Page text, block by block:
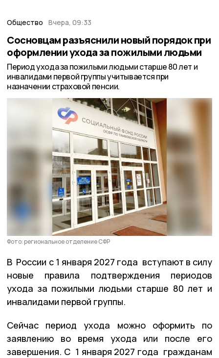
Общество Вчера, 09:33
Сосновцам разъяснили новый порядок при
оформлении ухода за пожилыми людьми
Период ухода за пожилыми людьми старше 80 лет и
инвалидами первой группы учитывается при
назначении страховой пенсии.
Фото: региональное отделение СФР
В России с 1 января 2027 года вступают в силу
новые правила подтверждения периодов
ухода за пожилыми людьми старше 80 лет и
инвалидами первой группы.
Сейчас период ухода можно оформить по
заявлению во время ухода или после его
завершения. С 1 января 2027 года гражданам